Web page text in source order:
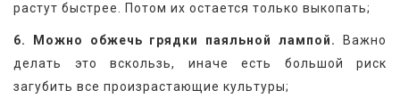
растут быстрее. Потом их остается только выкопать;
6. Можно обжечь грядки паяльной лампой.
Важно
делать это вскользь, иначе есть большой риск
загубить все произрастающие культуры;